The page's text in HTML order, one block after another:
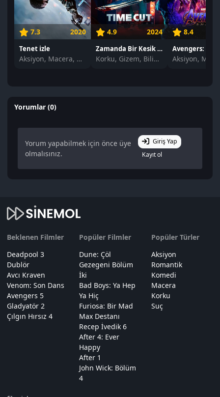
7.3 2020
Tenet izle
Aksiyon, Macera, Bilim Kurgu
4.9 2024
Zamanda Bir Kesik izle
Korku, Gizem, Bilim Kurgu
8.4
Yorumlar (0)
Yorum yapabilmek için önce üye
olmalısınız.
Giriş Yap
Kayıt ol
Beklenen Filmler
Deadpool 3
Dublör
Avcı Kraven
Venom: Son Dans
Avengers 5
Gladyatör 2
Çılgın Hırsız 4
Popüler Filmler
Dune: Çöl
Gezegeni Bölüm
İki
Bad Boys: Ya Hep
Ya Hiç
Furiosa: Bir Mad
Max Destanı
Recep İvedik 6
After 4: Ever
Happy
After 1
John Wick: Bölüm
4
Popüler Türler
Aksiyon
Romantik
Komedi
Macera
Korku
Suç